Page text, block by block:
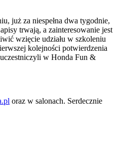
już za niespełna dwa tygodnie,
trwają, a zainteresowanie jest
wzięcie udziału w szkoleniu
kolejności potwierdzenia
w Honda Fun &
oraz w salonach. Serdecznie